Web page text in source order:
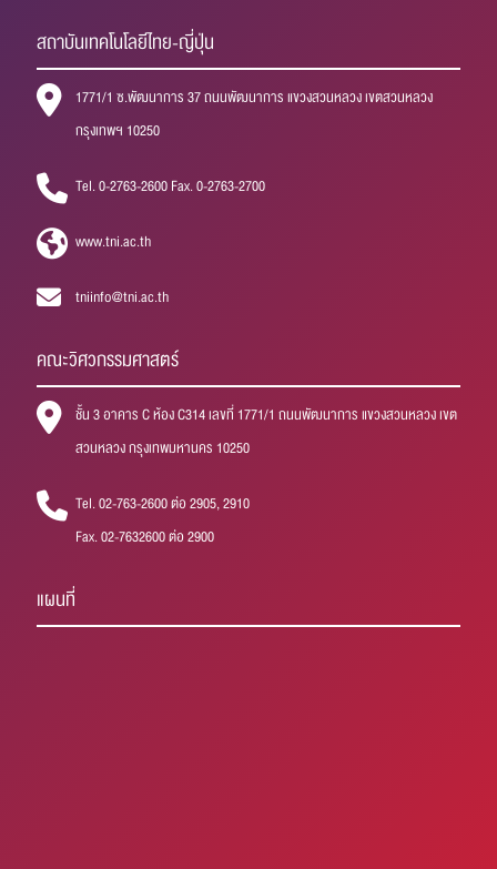
สถาบันเทคโนโลยีไทย-ญี่ปุ่น
1771/1 ซ.พัฒนาการ 37 ถนนพัฒนาการ แขวงสวนหลวง เขตสวนหลวง
กรุงเทพฯ 10250
Tel. 0-2763-2600 Fax. 0-2763-2700
www.tni.ac.th
tniinfo@tni.ac.th
คณะวิศวกรรมศาสตร์
ชั้น 3 อาคาร C ห้อง C314 เลขที่ 1771/1 ถนนพัฒนาการ แขวงสวนหลวง เขต
สวนหลวง กรุงเทพมหานคร 10250
Tel. 02-763-2600 ต่อ 2905, 2910
Fax. 02-7632600 ต่อ 2900
แผนที่